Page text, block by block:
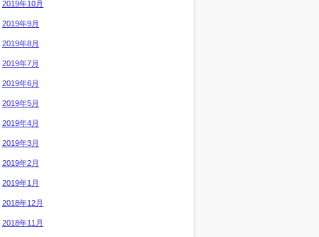
2019年10月
2019年9月
2019年8月
2019年7月
2019年6月
2019年5月
2019年4月
2019年3月
2019年2月
2019年1月
2018年12月
2018年11月